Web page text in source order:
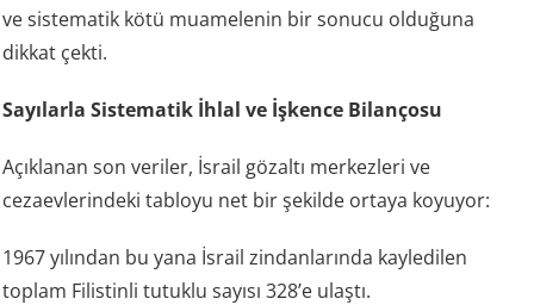
ve sistematik kötü muamelenin bir sonucu olduğuna
dikkat çekti.
Sayılarla Sistematik İhlal ve İşkence Bilançosu
Açıklanan son veriler, İsrail gözaltı merkezleri ve
cezaevlerindeki tabloyu net bir şekilde ortaya koyuyor:
1967 yılından bu yana İsrail zindanlarında kayledilen
toplam Filistinli tutuklu sayısı 328’e ulaştı.